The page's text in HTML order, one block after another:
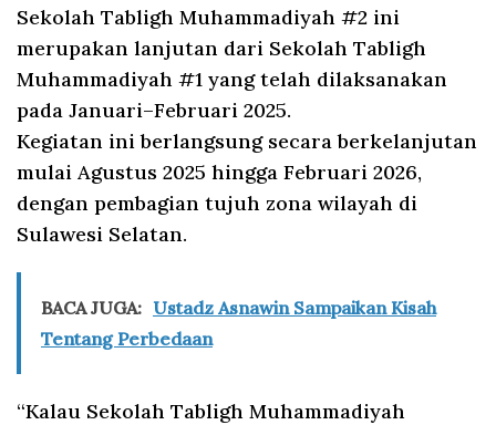
Sekolah Tabligh Muhammadiyah #2 ini
merupakan lanjutan dari Sekolah Tabligh
Muhammadiyah #1 yang telah dilaksanakan
pada Januari–Februari 2025.
Kegiatan ini berlangsung secara berkelanjutan
mulai Agustus 2025 hingga Februari 2026,
dengan pembagian tujuh zona wilayah di
Sulawesi Selatan.
BACA JUGA: Ustadz Asnawin Sampaikan Kisah
Tentang Perbedaan
“Kalau Sekolah Tabligh Muhammadiyah